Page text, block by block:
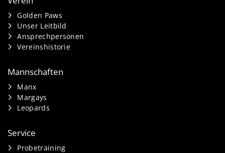
Golden Paws
Unser Leitbild
Ansprechpersonen
Vereinshistorie
Mannschaften
Manx
Margays
Leopards
Service
Probetraining